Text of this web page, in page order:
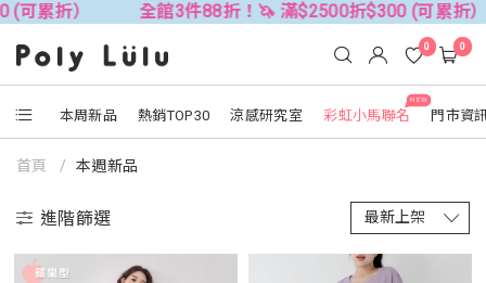
累折） 全館3件88折！🦄 滿$2500折$300 (可累折）
本周新品 熱銷TOP30 涼感研究室
NEW
彩虹小馬聯名 門市資
0 0
首頁 本週新品
進階篩選